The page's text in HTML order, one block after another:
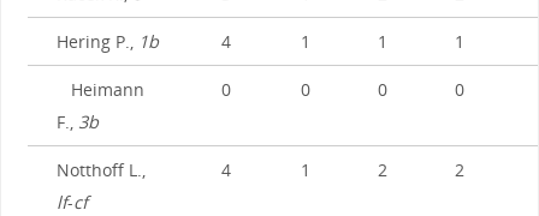
Hering P., 1b 4 1 1 1
Heimann
F., 3b
0 0 0 0
Notthoff L.,
lf-cf
4 1 2 2